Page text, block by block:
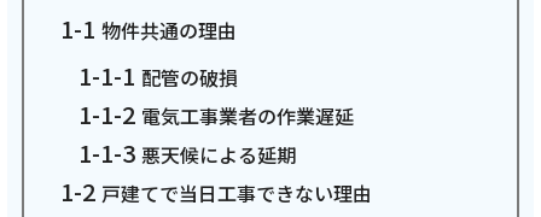
おトクな情報
物件共通の理由
配管の破損
電気工事業者の作業遅延
悪天候による延期
戸建てで当日工事できない理由